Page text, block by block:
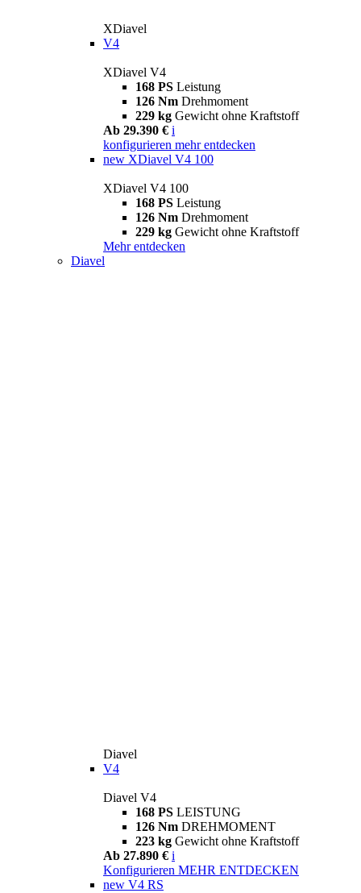
XDiavel
V4
XDiavel V4
168 PS Leistung
126 Nm Drehmoment
229 kg Gewicht ohne Kraftstoff
Ab 29.390 € i
konfigurieren mehr entdecken
new XDiavel V4 100
XDiavel V4 100
168 PS Leistung
126 Nm Drehmoment
229 kg Gewicht ohne Kraftstoff
Mehr entdecken
Diavel
Diavel
V4
Diavel V4
168 PS LEISTUNG
126 Nm DREHMOMENT
223 kg Gewicht ohne Kraftstoff
Ab 27.890 € i
Konfigurieren MEHR ENTDECKEN
new V4 RS